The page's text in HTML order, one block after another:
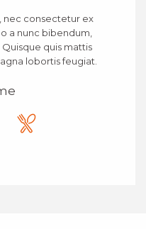
nec consectetur ex
a nunc bibendum,
quis mattis
lobortis feugiat.